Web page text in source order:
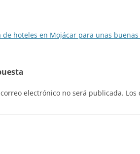
hoteles en Mojácar para unas buenas
electrónico no será publicada. Los